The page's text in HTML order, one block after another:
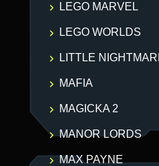
LEGO MARVEL
LEGO WORLDS
LITTLE
MAFIA
MAGICKA 2
MANOR LORDS
MAX PAYNE